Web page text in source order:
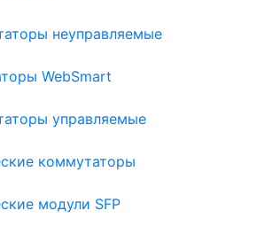
неуправляемые
WebSmart
управляемые
коммутаторы
модули SFP